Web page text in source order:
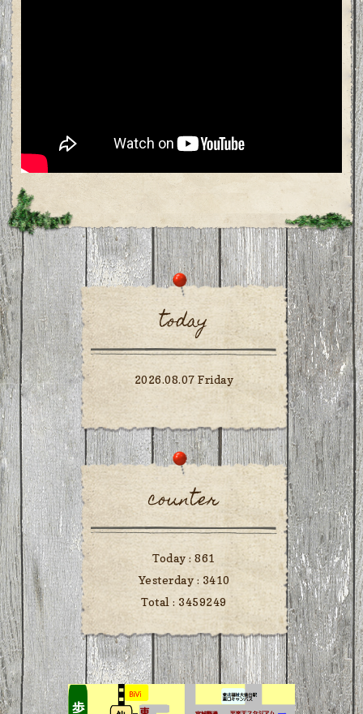
today
2026.08.07 Friday
counter
Today :861
Yesterday : 3410
Total : 3459249